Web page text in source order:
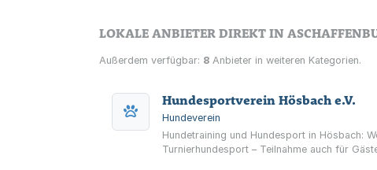
LOKALE ANBIETER DIREKT IN
Außerdem verfügbar: 8 Anbieter in weiteren Kategorien.
Hundesportverein Hösbach e.V.
Hundeverein
Hundetraining und Hundesport in Hösbach:
Turnierhundesport – Teilnahme auch für